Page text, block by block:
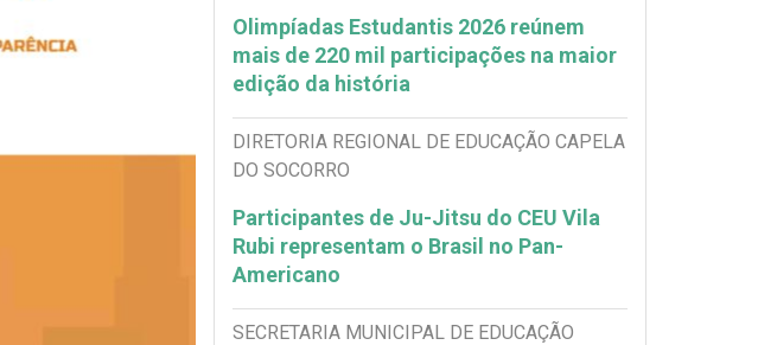
Olimpíadas Estudantis 2026 reúnem
mais de 220 mil participações na maior
edição da história
DIRETORIA REGIONAL DE EDUCAÇÃO CAPELA
DO SOCORRO
Participantes de Ju-Jitsu do CEU Vila
Rubi representam o Brasil no Pan-
Americano
SECRETARIA MUNICIPAL DE EDUCAÇÃO